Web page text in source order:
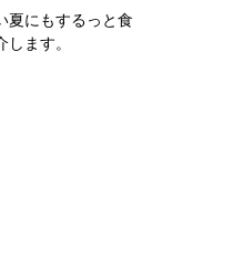
夏にもするっと食
ます。